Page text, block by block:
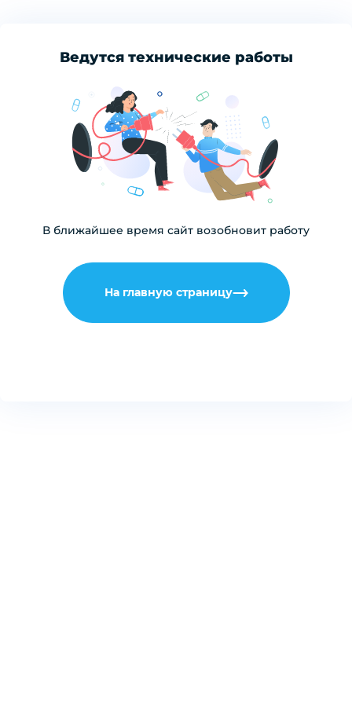
Ведутся технические работы
В ближайшее время сайт возобновит работу
На главную страницу